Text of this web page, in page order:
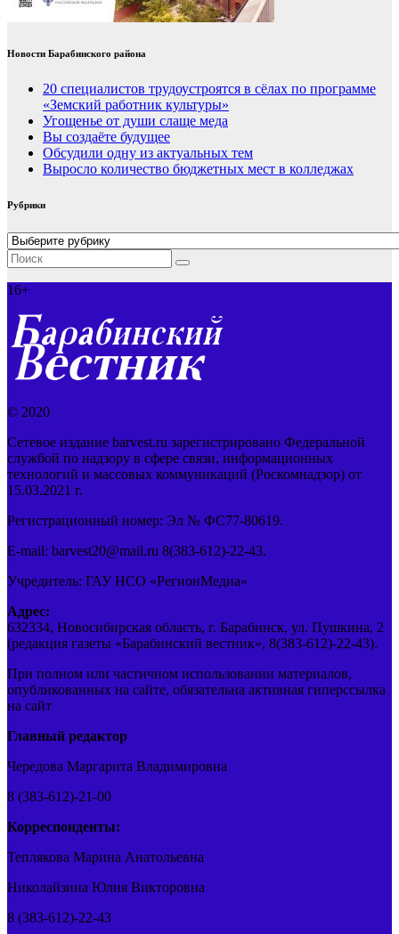
Новости Барабинского района
20 специалистов трудоустроятся в сёлах по программе
«Земский работник культуры»
Угощенье от души слаще меда
Вы создаёте будущее
Обсудили одну из актуальных тем
Выросло количество бюджетных мест в колледжах
Рубрики
Рубрики
16+
© 2020
Сетевое издание barvest.ru зарегистрировано Федеральной
службой по надзору в сфере связи, информационных
технологий и массовых коммуникаций (Роскомнадзор) от
15.03.2021 г.
Регистрационный номер: Эл № ФС77-80619.
E-mail: barvest20@mail.ru 8(383-612)-22-43.
Учредитель: ГАУ НСО «РегионМедиа»
Адрес:
632334, Новосибирская область, г. Барабинск, ул. Пушкина, 2
(редакция газеты «Барабинский вестник», 8(383-612)-22-43).
При полном или частичном использовании материалов,
опубликованных на сайте, обязательна активная гиперссылка
на сайт
Главный редактор
Чередова Маргарита Владимировна
8 (383-612)-21-00
Корреспонденты:
Теплякова Марина Анатольевна
Николайзина Юлия Викторовна
8 (383-612)-22-43